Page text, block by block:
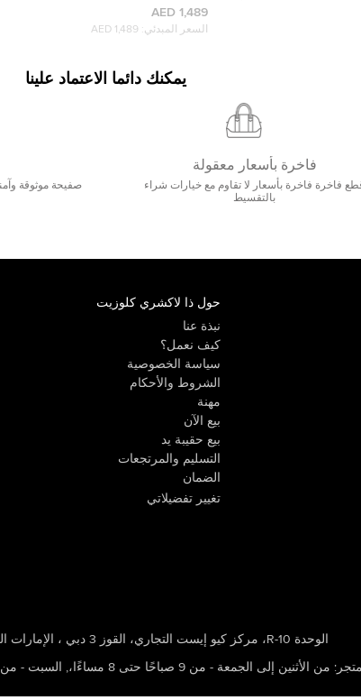
1,489 AED
السعر المبدئي: 1,489 AED
يمكنك دائما الاعتماد علينا
فاخرة بأسعار معقولة
فاخرة فاخرة بأسعار لا تقاوم مع خيارات شراء
بالتقسيط
حول ذا لاكشري كلوزيت
نبذة عنا
كيف نعمل؟
سياسة الخصوصية
الشروط والأحكام
مهنة
بيع الآن
بيع حقيبة يد
التسليم والمرتجعات
الضمان
تغيير تفضيلاتي
الوحدة R-10، مركز كيو إيست التجاري، القوز 3 دبي ، الإمارات العربية المتحدة 502626
: من الأثنين إلى الجمعة - من 9 صباحًا حتى 8 مساءًا، , السبت - من 10 صباحًا حتى 8 مساءًا،